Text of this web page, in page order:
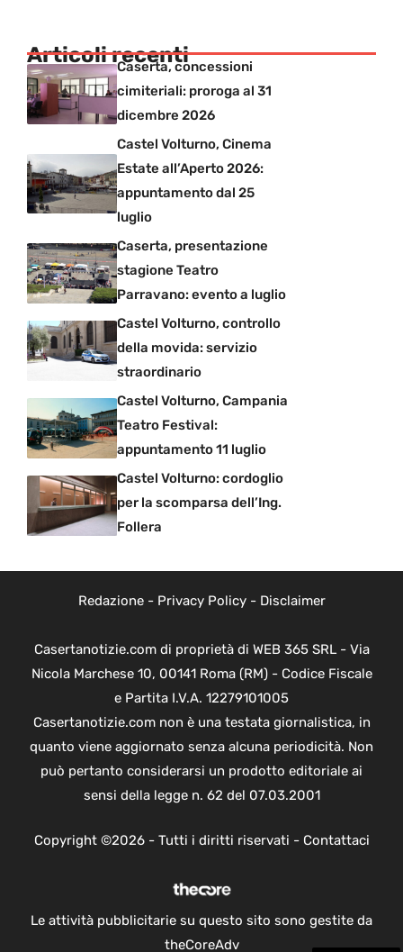
Articoli recenti
Caserta, concessioni
cimiteriali: proroga al 31
dicembre 2026
Castel Volturno, Cinema
Estate all’Aperto 2026:
appuntamento dal 25
luglio
Caserta, presentazione
stagione Teatro
Parravano: evento a luglio
Castel Volturno, controllo
della movida: servizio
straordinario
Castel Volturno, Campania
Teatro Festival:
appuntamento 11 luglio
Castel Volturno: cordoglio
per la scomparsa dell’Ing.
Follera
Redazione- Privacy Policy- Disclaimer
Casertanotizie.com di proprietà di WEB 365 SRL - Via
Nicola Marchese 10, 00141 Roma (RM) - Codice Fiscale
e Partita I.V.A. 12279101005
Casertanotizie.com non è una testata giornalistica, in
quanto viene aggiornato senza alcuna periodicità. Non
può pertanto considerarsi un prodotto editoriale ai
sensi della legge n. 62 del 07.03.2001
Copyright ©2026 - Tutti i diritti riservati - Contattaci
Le attività pubblicitarie su questo sito sono gestite da
theCoreAdv